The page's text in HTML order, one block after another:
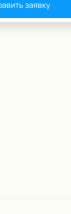
заявку